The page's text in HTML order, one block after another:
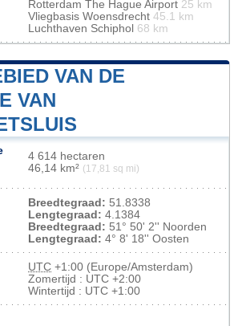
Rotterdam The Hague Airport 25 km
Vliegbasis Woensdrecht 45.1 km
Luchthaven Schiphol 68 km
VAN DE
VAN
4 614 hectaren
46,14 km² (17,81 sq mi)
Breedtegraad: 51.8338
Lengtegraad: 4.1384
Breedtegraad: 51° 50' 2'' Noorden
Lengtegraad: 4° 8' 18'' Oosten
UTC +1:00 (Europe/Amsterdam)
Zomertijd : UTC +2:00
Wintertijd : UTC +1:00